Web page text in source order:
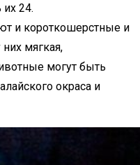
24.
и короткошерстные и
мягкая,
могут быть
окраса и